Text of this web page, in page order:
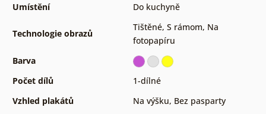
Umístění
Do kuchyně
Technologie obrazů
Tištěné, S rámom, Na
fotopapíru
Barva
Počet dílů
1-dílné
Vzhled plakátů
Na výšku, Bez pasparty